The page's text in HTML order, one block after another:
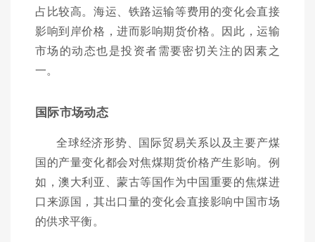
占比较高。海运、铁路运输等费用的变化会直接
影响到岸价格，进而影响期货价格。因此，运输
市场的动态也是投资者需要密切关注的因素之
一。
国际市场动态
全球经济形势、国际贸易关系以及主要产煤
国的产量变化都会对焦煤期货价格产生影响。例
如，澳大利亚、蒙古等国作为中国重要的焦煤进
口来源国，其出口量的变化会直接影响中国市场
的供求平衡。